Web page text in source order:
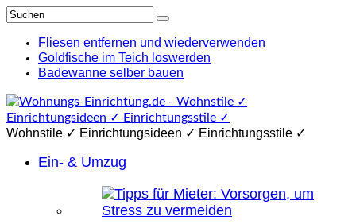
Fliesen entfernen und wiederverwenden
Goldfische im Teich loswerden
Badewanne selber bauen
Wohnstile ✓ Einrichtungsideen ✓ Einrichtungsstile ✓
Ein- & Umzug